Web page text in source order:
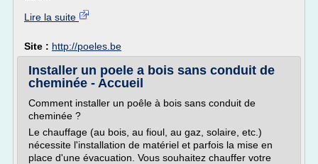
Lire la suite
Site : http://poeles.be
Installer un poele a bois sans conduit de
cheminée - Accueil
Comment installer un poêle à bois sans conduit de
cheminée ?
Le chauffage (au bois, au fioul, au gaz, solaire, etc.)
nécessite l'installation de matériel et parfois la mise en
place d'une évacuation. Vous souhaitez chauffer votre